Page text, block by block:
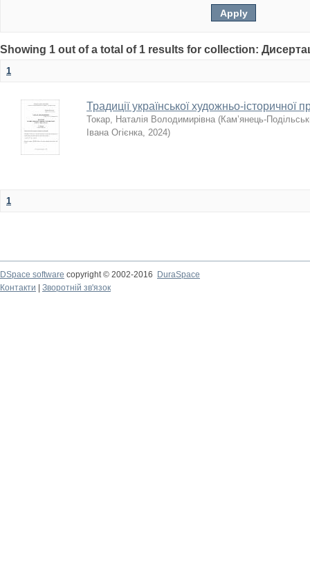
Showing 1 out of a total of 1 results for collection:
1
Традиції української художньо-історичної
Токар, Наталія Володимирівна (Кам’янець-
Івана Огієнка, 2024)
1
DSpace software copyright © 2002-2016
DuraSpace
Контакти
Зворотній зв'язок